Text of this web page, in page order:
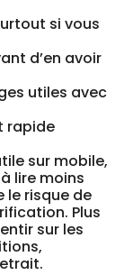
si vous
d’en avoir
utiles avec
rapide
sur mobile,
lire moins
le risque de
Plus
sur les